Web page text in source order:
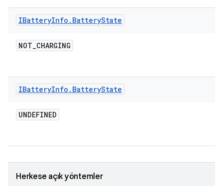
IBatteryInfo . BatteryState
NOT_CHARGING
IBatteryInfo . BatteryState
UNDEFINED
Herkese açık yöntemler